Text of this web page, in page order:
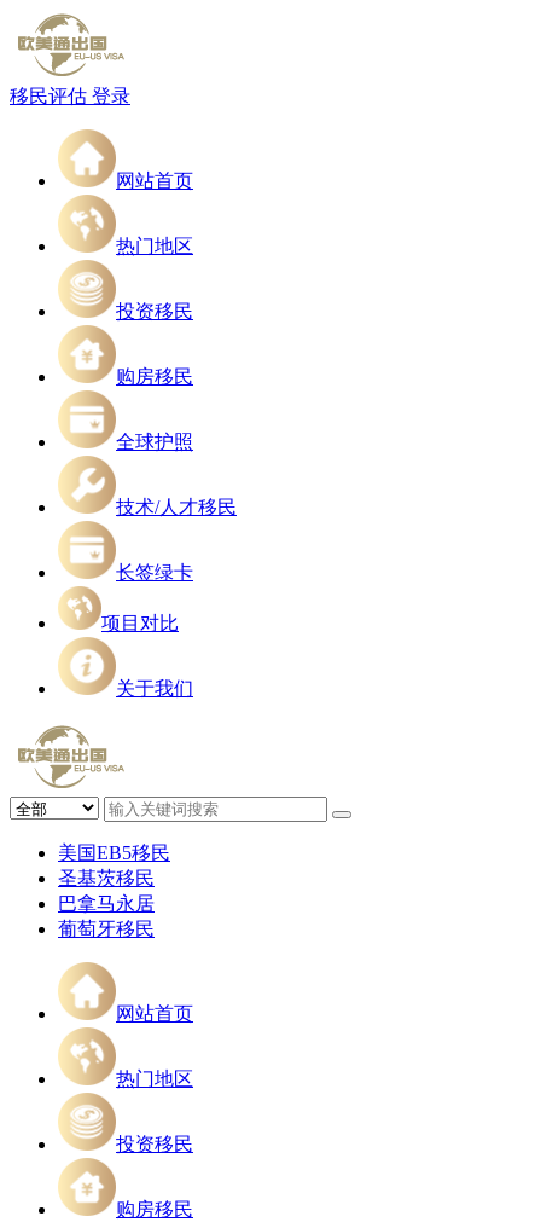
移民评估 登录
网站首页
热门地区
投资移民
购房移民
全球护照
技术/人才移民
长签绿卡
项目对比
关于我们
美国EB5移民
圣基茨移民
巴拿马永居
葡萄牙移民
网站首页
热门地区
投资移民
购房移民